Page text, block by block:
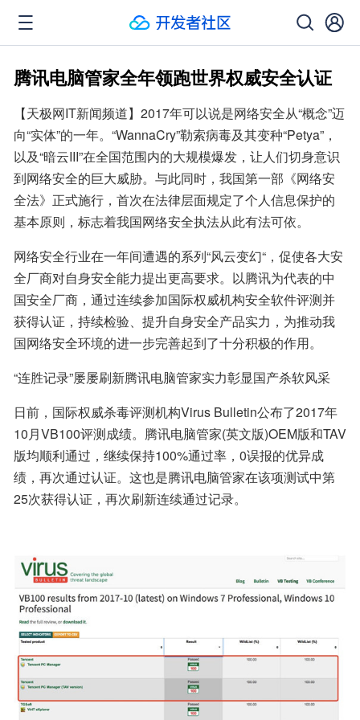
腾讯电脑管家全年领跑世界权威安全认证
【天极网IT新闻频道】2017年可以说是网络安全从“概念”迈
向“实体”的一年。“WannaCry”勒索病毒及其变种“Petya”，
以及“暗云III”在全国范围内的大规模爆发，让人们切身意识
到网络安全的巨大威胁。与此同时，我国第一部《网络安
全法》正式施行，首次在法律层面规定了个人信息保护的
基本原则，标志着我国网络安全执法从此有法可依。
网络安全行业在一年间遭遇的系列“风云变幻“，促使各大安
全厂商对自身安全能力提出更高要求。以腾讯为代表的中
国安全厂商，通过连续参加国际权威机构安全软件评测并
获得认证，持续检验、提升自身安全产品实力，为推动我
国网络安全环境的进一步完善起到了十分积极的作用。
“连胜记录”屡屡刷新腾讯电脑管家实力彰显国产杀软风采
日前，国际权威杀毒评测机构Virus Bulletin公布了2017年
10月VB100评测成绩。腾讯电脑管家(英文版)OEM版和TAV
版均顺利通过，继续保持100%通过率，0误报的优异成
绩，再次通过认证。这也是腾讯电脑管家在该项测试中第
25次获得认证，再次刷新连续通过记录。